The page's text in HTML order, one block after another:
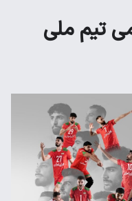
تیم ملی